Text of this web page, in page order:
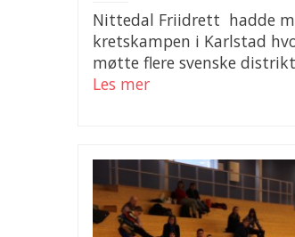
Nittedal Friidrett hadde
kretskampen i Karlstad
møtte flere svenske
Les mer